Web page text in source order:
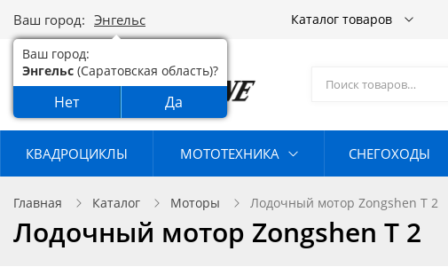
Ваш город: Энгельс
Ваш город:
Энгельс (Саратовская область)?
Нет Да
Каталог товаров
КВАДРОЦИКЛЫ МОТОТЕХНИКА СНЕГОХОДЫ
Главная Каталог Моторы Лодочный мотор Zongshen T 2
Лодочный мотор Zongshen T 2